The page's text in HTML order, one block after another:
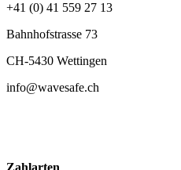
+41 (0) 41 559 27 13
Bahnhofstrasse 73
CH-5430 Wettingen
info@wavesafe.ch
Zahlarten